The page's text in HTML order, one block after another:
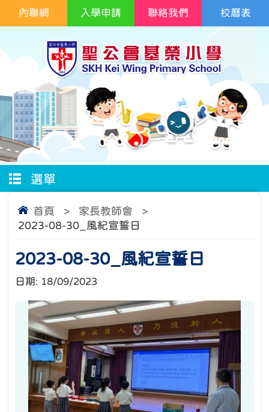
校曆表
內聯網 入學申請 聯絡我們
選單
首頁 > 家長教師會
>
2023-08-30_風紀宣誓日
2023-08-30_風紀宣誓日
日期: 18/09/2023